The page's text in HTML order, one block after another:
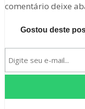
comentário deixe
Gostou deste